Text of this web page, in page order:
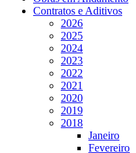
Contratos e Aditivos
2026
2025
2024
2023
2022
2021
2020
2019
2018
Janeiro
Fevereiro